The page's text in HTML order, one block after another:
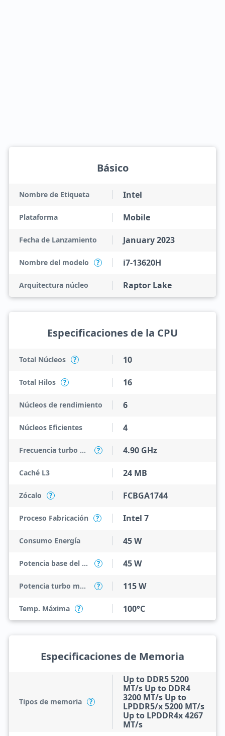
Básico
Nombre de Etiqueta Intel
Plataforma Mobile
Fecha de Lanzamiento January 2023
Nombre del modelo ? i7-13620H
Arquitectura núcleo Raptor Lake
Especificaciones de la CPU
Total Núcleos ? 10
Total Hilos ? 16
Núcleos de rendimiento 6
Núcleos Eficientes 4
Frecuencia turbo máxima ? 4.90 GHz
Caché L3 24 MB
Zócalo ? FCBGA1744
Proceso Fabricación ? Intel 7
Consumo Energía 45 W
Potencia base del procesador ? 45 W
Potencia turbo máxima ? 115 W
Temp. Máxima ? 100°C
Especificaciones de Memoria
Tipos de memoria ?
Up to DDR5 5200
MT/s Up to DDR4
3200 MT/s Up to
LPDDR5/x 5200 MT/s
Up to LPDDR4x 4267
MT/s